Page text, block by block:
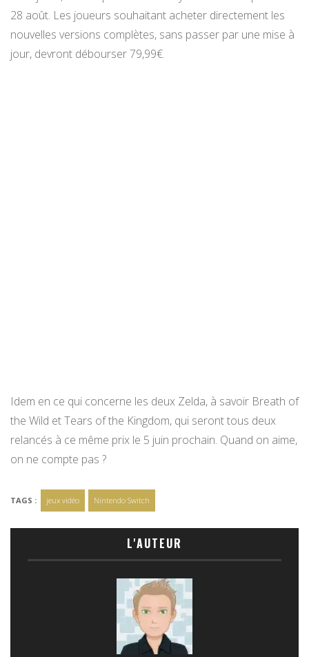
28 août. Les joueurs souhaitant acheter directement les
nouvelles versions complètes, sans passer par une mise à
jour, devront débourser 79,99€.
Idem en ce qui concerne les deux Zelda, à savoir Breath of
the Wild et Tears of the Kingdom, qui seront tous deux
relancés à ce même prix le 5 juin prochain. Quand on aime,
on ne compte pas ?
TAGS : jeux vidéo Nintendo Switch
L'AUTEUR